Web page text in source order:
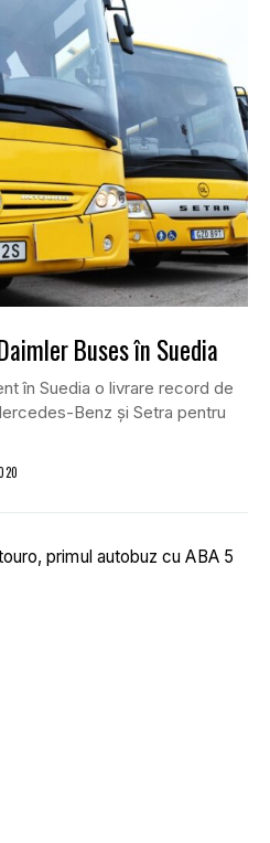
Buses în Suedia
în Suedia o livrare record de
Benz și Setra pentru